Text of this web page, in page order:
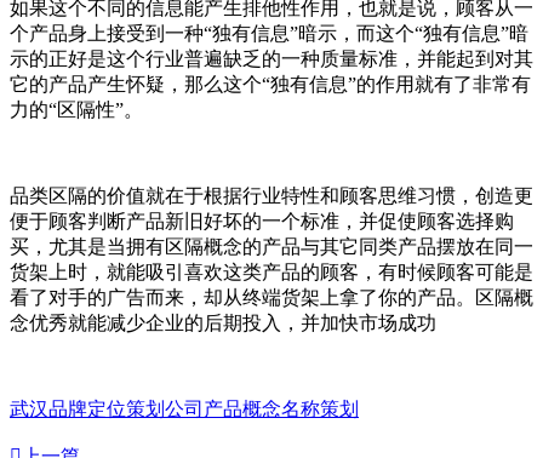
如果这个不同的信息能产生排他性作用，也就是说，顾客从一
个产品身上接受到一种“独有信息”暗示，而这个“独有信息”暗
示的正好是这个行业普遍缺乏的一种质量标准，并能起到对其
它的产品产生怀疑，那么这个“独有信息”的作用就有了非常有
力的“区隔性”。
品类区隔的价值就在于根据行业特性和顾客思维习惯，创造更
便于顾客判断产品新旧好坏的一个标准，并促使顾客选择购
买，尤其是当拥有区隔概念的产品与其它同类产品摆放在同一
货架上时，就能吸引喜欢这类产品的顾客，有时候顾客可能是
看了对手的广告而来，却从终端货架上拿了你的产品。区隔概
念优秀就能减少企业的后期投入，并加快市场成功
武汉品牌定位策划公司 产品概念名称策划